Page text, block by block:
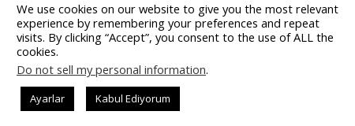
We use cookies on our website to give you the most relevant
experience by remembering your preferences and repeat
visits. By clicking “Accept”, you consent to the use of ALL the
cookies.
Do not sell my personal information.
Ayarlar Kabul Ediyorum